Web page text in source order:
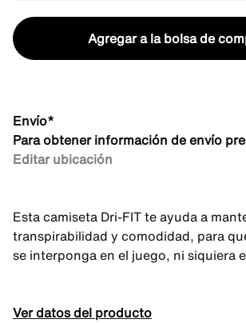
Agregar a la bolsa de
Envío*
Para obtener información de envío
Editar ubicación
Esta camiseta Dri-FIT te ayuda a
transpirabilidad y comodidad, para
se interponga en el juego, ni siquiera
Ver datos del producto